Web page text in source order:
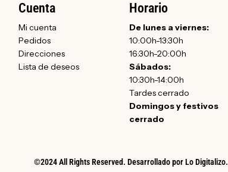
Cuenta
Mi cuenta
Pedidos
Direcciones
Lista de deseos
Horario
De lunes a viernes:
10:00h-13:30h
16:30h-20:00h
Sábados:
10:30h-14:00h
Tardes cerrado
Domingos y festivos
cerrado
©2024 All Rights Reserved. Desarrollado porLo Digitalizo.